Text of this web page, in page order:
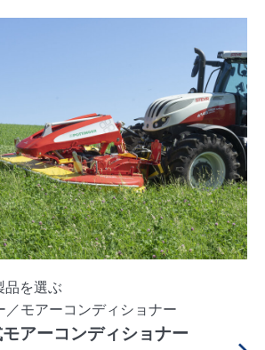
品を選ぶ
／モアーコンディショナー
アーコンディショナー